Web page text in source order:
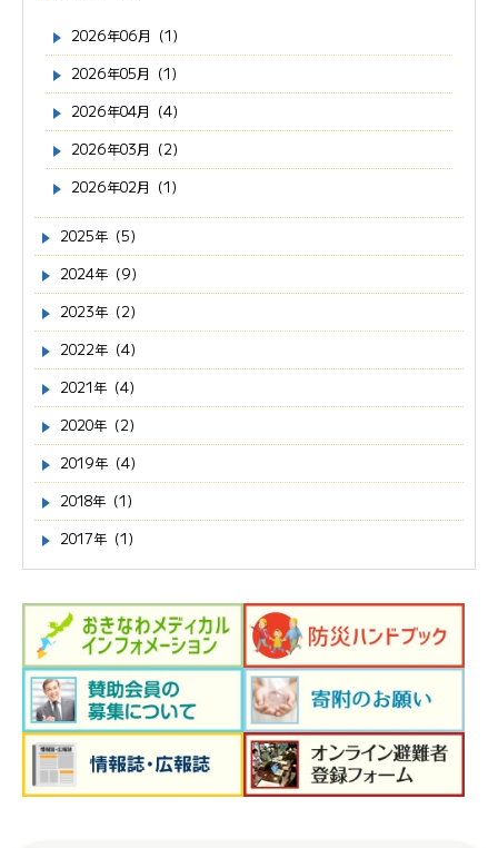
2026年06月（1）
2026年05月（1）
2026年04月（4）
2026年03月（2）
2026年02月（1）
2025年（5）
2024年（9）
2023年（2）
2022年（4）
2021年（4）
2020年（2）
2019年（4）
2018年（1）
2017年（1）